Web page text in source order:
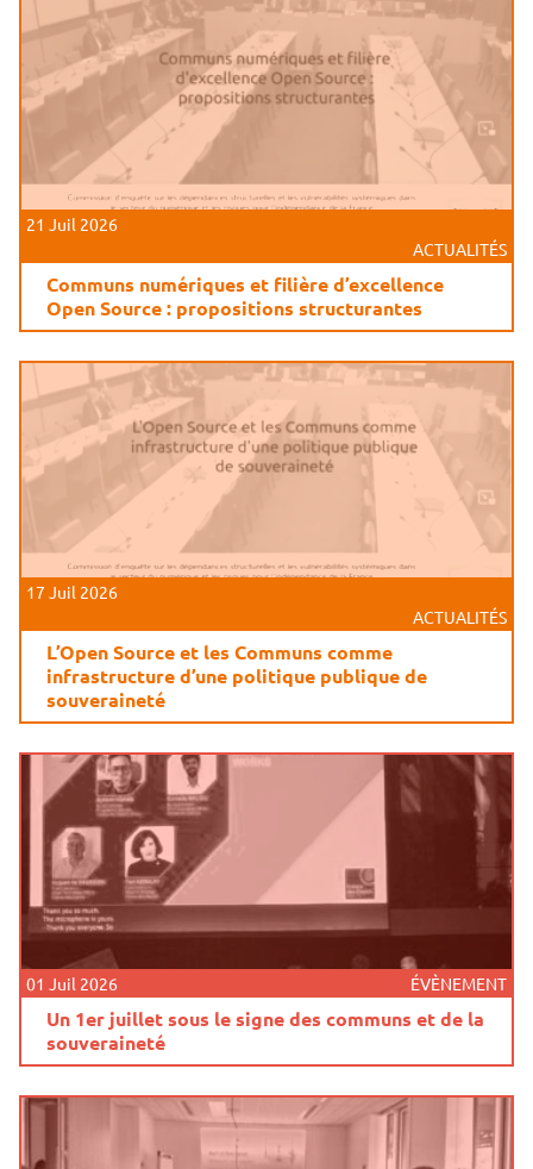
21 Juil 2026
ACTUALITÉS
Communs numériques et filière d’excellence
Open Source : propositions structurantes
17 Juil 2026
ACTUALITÉS
L’Open Source et les Communs comme
infrastructure d’une politique publique de
souveraineté
01 Juil 2026 ÉVÈNEMENT
Un 1er juillet sous le signe des communs et de la
souveraineté